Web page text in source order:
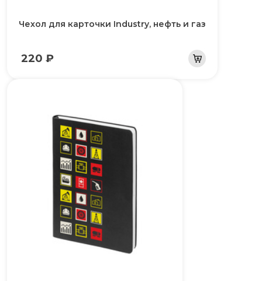
Чехол для карточки Industry, нефть и газ
220 ₽